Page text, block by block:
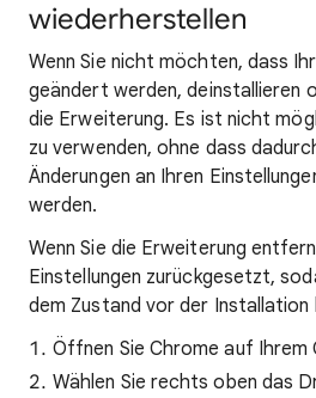
wiederherstellen
Wenn Sie nicht möchten, dass
geändert werden, deinstallieren
die Erweiterung. Es ist nicht
zu verwenden, ohne dass
Änderungen an Ihren
werden.
Wenn Sie die Erweiterung
Einstellungen zurückgesetzt,
dem Zustand vor der Installation
Öffnen Sie Chrome auf Ihrem
Wählen Sie rechts oben das